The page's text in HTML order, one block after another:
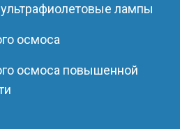
лампы
осмоса
осмоса повышенной